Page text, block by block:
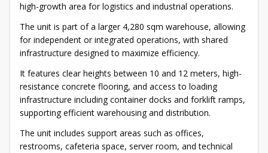
high-growth area for logistics and industrial operations.
The unit is part of a larger 4,280 sqm warehouse, allowing
for independent or integrated operations, with shared
infrastructure designed to maximize efficiency.
It features clear heights between 10 and 12 meters, high-
resistance concrete flooring, and access to loading
infrastructure including container docks and forklift ramps,
supporting efficient warehousing and distribution.
The unit includes support areas such as offices,
restrooms, cafeteria space, server room, and technical